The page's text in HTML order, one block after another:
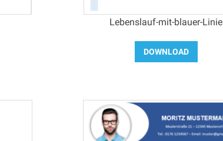
Lebenslauf-mit-blauer-Linie